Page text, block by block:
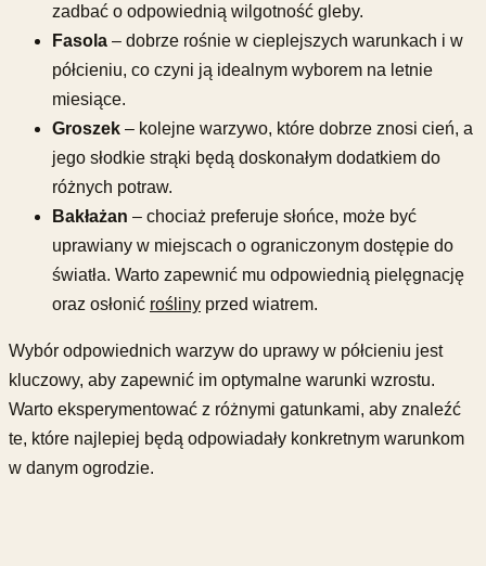
zadbać o odpowiednią wilgotność gleby.
Fasola – dobrze rośnie w cieplejszych warunkach i w
półcieniu, co czyni ją idealnym wyborem na letnie
miesiące.
Groszek – kolejne warzywo, które dobrze znosi cień, a
jego słodkie strąki będą doskonałym dodatkiem do
różnych potraw.
Bakłażan – chociaż preferuje słońce, może być
uprawiany w miejscach o ograniczonym dostępie do
światła. Warto zapewnić mu odpowiednią pielęgnację
oraz osłonić rośliny przed wiatrem.
Wybór odpowiednich warzyw do uprawy w półcieniu jest
kluczowy, aby zapewnić im optymalne warunki wzrostu.
Warto eksperymentować z różnymi gatunkami, aby znaleźć
te, które najlepiej będą odpowiadały konkretnym warunkom
w danym ogrodzie.